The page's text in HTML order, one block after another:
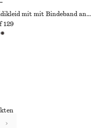
Midikleid mit mit Bindeband an der Taille
129